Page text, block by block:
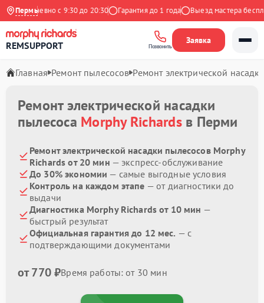
Пермь
Ежедневно с 9:30 до 20:30 Гарантия до 1 года Выезд мастера
REMSUPPORT Позвонить
Заявка
Главная Ремонт пылесосов Ремонт электрической
Ремонт электрической насадки
пылесоса Morphy Richardsв Перми
Ремонт электрической насадки пылесосов Morphy
Richards от 20 мин — экспресс-обслуживание
До 30% экономии — самые выгодные условия
Контроль на каждом этапе — от диагностики до
выдачи
Диагностика Morphy Richards от 10 мин —
быстрый результат
Официальная гарантия до 12 мес. — с
подтверждающими документами
от 770 ₽Время работы: от 30 мин